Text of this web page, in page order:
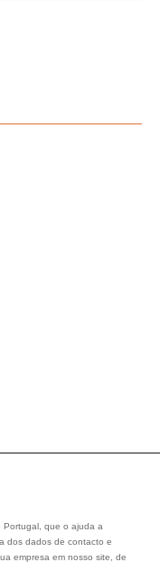
Portugal, que o ajuda a
dos dados de contacto e
empresa em nosso site, de